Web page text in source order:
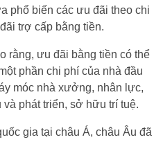
phổ biến các ưu đãi theo chi
trợ cấp bằng tiền.
rằng, ưu đãi bằng tiền có thể
phần chi phí của nhà đầu
móc nhà xưởng, nhân lực,
phát triển, sở hữu trí tuệ.
gia tại châu Á, châu Âu đã